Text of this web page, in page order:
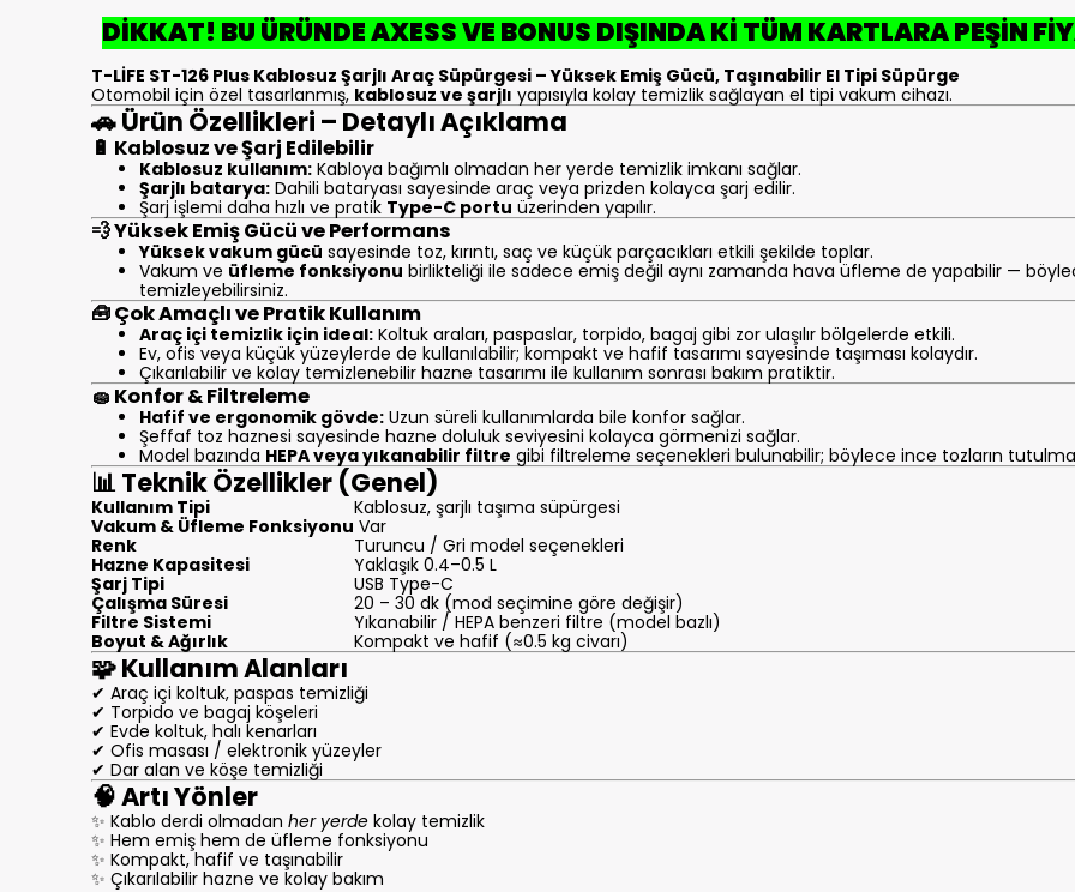
DİKKAT! BU ÜRÜNDE AXESS VE BONUS DIŞINDA Kİ TÜM KARTLARA PEŞİN
T-LİFE ST-126 Plus Kablosuz Şarjlı Araç Süpürgesi – Yüksek Emiş Gücü, Taşınabilir El Tipi Süpürge
Otomobil için özel tasarlanmış, kablosuz ve şarjlı yapısıyla kolay temizlik sağlayan el tipi vakum cihazı.
🚗 Ürün Özellikleri – Detaylı Açıklama
🔋 Kablosuz ve Şarj Edilebilir
Kablosuz kullanım: Kabloya bağımlı olmadan her yerde temizlik imkanı sağlar.
Şarjlı batarya: Dahili bataryası sayesinde araç veya prizden kolayca şarj edilir.
Şarj işlemi daha hızlı ve pratik Type-C portu üzerinden yapılır.
💨 Yüksek Emiş Gücü ve Performans
Yüksek vakum gücü sayesinde toz, kırıntı, saç ve küçük parçacıkları etkili şekilde toplar.
Vakum ve üfleme fonksiyonu birlikteliği ile sadece emiş değil aynı zamanda hava üfleme de yapabilir —
temizleyebilirsiniz.
🧰 Çok Amaçlı ve Pratik Kullanım
Araç içi temizlik için ideal: Koltuk araları, paspaslar, torpido, bagaj gibi zor ulaşılır bölgelerde etkili.
Ev, ofis veya küçük yüzeylerde de kullanılabilir; kompakt ve hafif tasarımı sayesinde taşıması kolaydır.
Çıkarılabilir ve kolay temizlenebilir hazne tasarımı ile kullanım sonrası bakım pratiktir.
🧽 Konfor & Filtreleme
Hafif ve ergonomik gövde: Uzun süreli kullanımlarda bile konfor sağlar.
Şeffaf toz haznesi sayesinde hazne doluluk seviyesini kolayca görmenizi sağlar.
Model bazında HEPA veya yıkanabilir filtre gibi filtreleme seçenekleri bulunabilir; böylece ince tozların
📊 Teknik Özellikler (Genel)
Kullanım Tipi
Kablosuz, şarjlı taşıma süpürgesi
Vakum & Üfleme Fonksiyonu Var
Renk
Turuncu / Gri model seçenekleri
Hazne Kapasitesi
Yaklaşık 0.4–0.5 L
Şarj Tipi
USB Type-C
Çalışma Süresi
20 – 30 dk (mod seçimine göre değişir)
Filtre Sistemi
Yıkanabilir / HEPA benzeri filtre (model bazlı)
Boyut & Ağırlık
Kompakt ve hafif (≈0.5 kg civarı)
🧩 Kullanım Alanları
✔ Araç içi koltuk, paspas temizliği
✔ Torpido ve bagaj köşeleri
✔ Evde koltuk, halı kenarları
✔ Ofis masası / elektronik yüzeyler
✔ Dar alan ve köşe temizliği
🧠 Artı Yönler
✨ Kablo derdi olmadan her yerde kolay temizlik
✨ Hem emiş hem de üfleme fonksiyonu
✨ Kompakt, hafif ve taşınabilir
✨ Çıkarılabilir hazne ve kolay bakım